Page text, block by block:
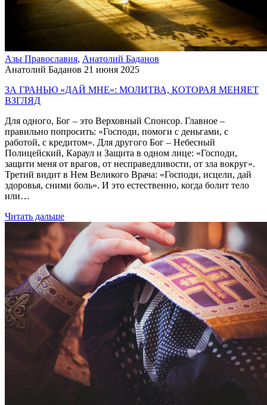
Азы Православия, Анатолий Баданов
Анатолий Баданов 21 июня 2025
ЗА ГРАНЬЮ «ДАЙ МНЕ»: МОЛИТВА, КОТОРАЯ МЕНЯЕТ
ВЗГЛЯД
Для одного, Бог – это Верховный Спонсор. Главное –
правильно попросить: «Господи, помоги с деньгами, с
работой, с кредитом». Для другого Бог – Небесный
Полицейский, Караул и Защита в одном лице: «Господи,
защити меня от врагов, от несправедливости, от зла вокруг».
Третий видит в Нем Великого Врача: «Господи, исцели, дай
здоровья, сними боль». И это естественно, когда болит тело
или…
Читать дальше